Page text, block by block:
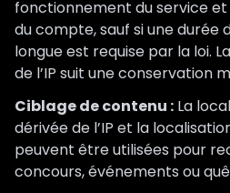
fonctionnement du service et
du compte, sauf si une durée
longue est requise par la loi.
de l’IP suit une conservation
Ciblage de contenu : La
dérivée de l’IP et la
peuvent être utilisées pour
concours, événements ou